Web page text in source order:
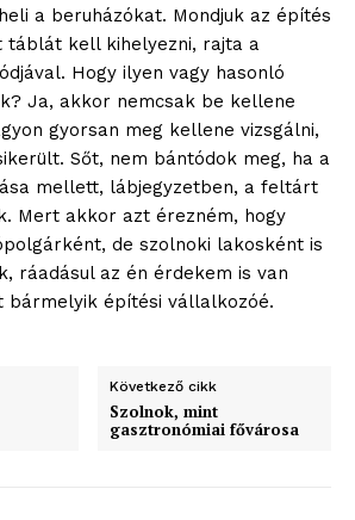
blogSZOLNOK
élményportál
a beruházókat. Mondjuk az építés
táblát kell kihelyezni, rajta a
Hogy ilyen vagy hasonló
Ja, akkor nemcsak be kellene
gyorsan meg kellene vizsgálni,
Sőt, nem bántódok meg, ha a
mellett, lábjegyzetben, a feltárt
Mert akkor azt érezném, hogy
de szolnoki lakosként is
ráadásul az én érdekem is van
bármelyik építési vállalkozóé.
Következő cikk
Szolnok, mint
gasztronómiai fővárosa